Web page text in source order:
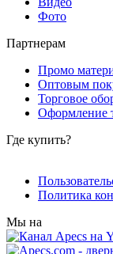
Фото
Партнерам
Промо
Оптовым
Торговое
Оформление
Где купить?
Политика
Мы на